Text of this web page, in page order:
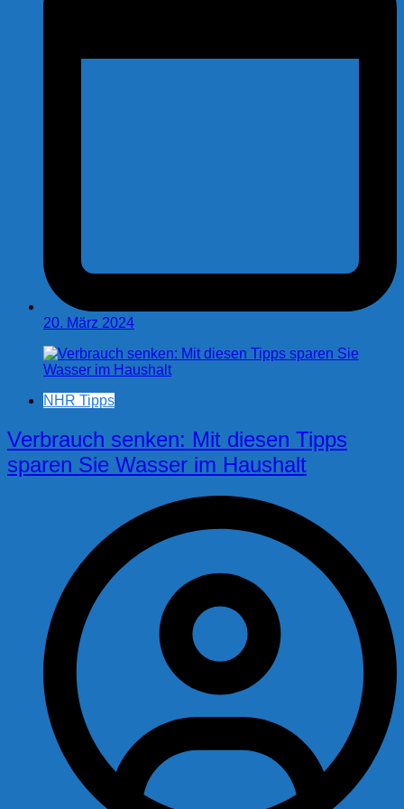
20. März 2024
NHR Tipps
Verbrauch senken: Mit diesen Tipps
sparen Sie Wasser im Haushalt